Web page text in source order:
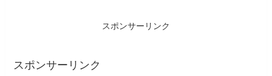
スポンサーリンク
スポンサーリンク